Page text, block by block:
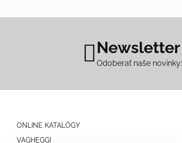
Newsletter
Odoberať naše novinky:
ONLINE KATALÓGY
VAGHEGGI